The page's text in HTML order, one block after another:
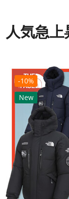
人気急上
-10%
New